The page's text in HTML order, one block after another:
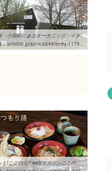
阿蘇・小国町にあるオーガニック・イタリアンレストラン 『菜園の風 ...
：ameblo.jp/sonica849/entry-11757098869.html
もっと!ここのえ!! webマガジンここのえ[12月号]